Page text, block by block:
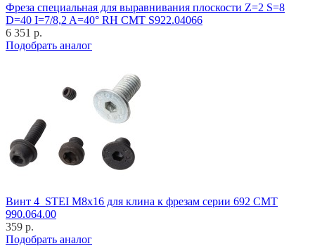
Фреза специальная для выравнивания плоскости Z=2 S=8
D=40 I=7/8,2 A=40° RH CMT S922.04066
6 351 р.
Подобрать аналог
Винт 4_STEI M8x16 для клина к фрезам серии 692 CMT
990.064.00
359 р.
Подобрать аналог